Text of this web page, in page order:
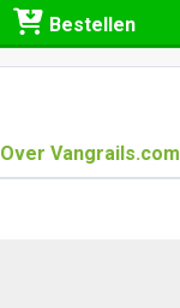
Bestellen
Over Vangrails.com